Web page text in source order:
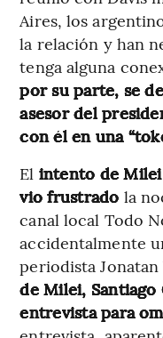
Aires, los
la relación y han
tenga alguna
por su parte, se
asesor del
con él en una
El intento de
vio frustrado la
canal local Todo
accidentalmente
periodista Jonatan
de Milei,
entrevista para